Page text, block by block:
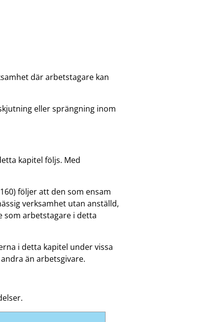
där arbetstagare kan
eller sprängning inom
kapitel följs. Med
följer att den som ensam
verksamhet utan anställd,
som arbetstagare i detta
i detta kapitel under vissa
än arbetsgivare.